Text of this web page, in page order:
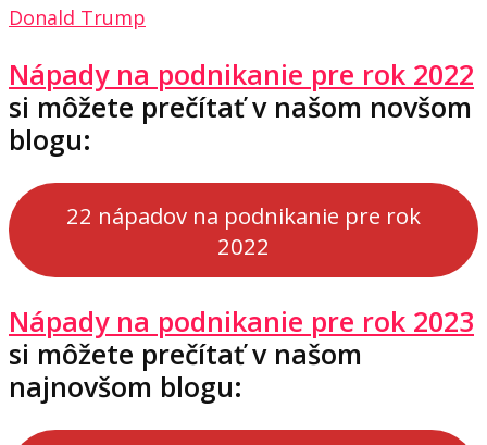
Donald Trump
Nápady na podnikanie pre rok 2022
si môžete prečítať v našom novšom
blogu:
22 nápadov na podnikanie pre rok
2022
Nápady na podnikanie pre rok 2023
si môžete prečítať v našom
najnovšom blogu: